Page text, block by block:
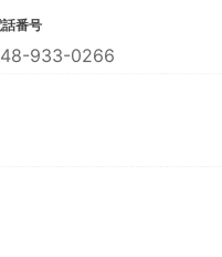
話番号
933-0266